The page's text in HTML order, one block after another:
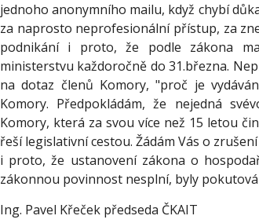
jednoho anonymního mailu, když chybí
za naprosto neprofesionální přístup, za
podnikání i proto, že podle zákona
ministerstvu každoročně do 31.března.
na dotaz členů Komory, "proč je
Komory. Předpokládám, že nejedná
Komory, která za svou více než 15 letou
řeší legislativní cestou. Žádám Vás o
i proto, že ustanovení zákona o
zákonnou povinnost nesplní, byly
Ing. Pavel Křeček předseda ČKAIT